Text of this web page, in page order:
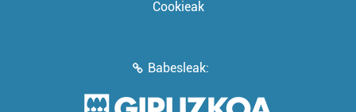
Cookieak
Babesleak: